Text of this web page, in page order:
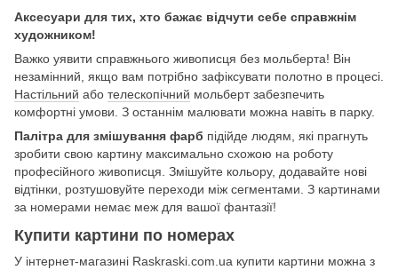
Аксесуари для тих, хто бажає відчути себе справжнім
художником!
Важко уявити справжнього живописця без мольберта! Він
незамінний, якщо вам потрібно зафіксувати полотно в процесі.
Настільний або телескопічний мольберт забезпечить
комфортні умови. З останнім малювати можна навіть в парку.
Палітра для змішування фарб підійде людям, які прагнуть
зробити свою картину максимально схожою на роботу
професійного живописця. Змішуйте кольору, додавайте нові
відтінки, розтушовуйте переходи між сегментами. З картинами
за номерами немає меж для вашої фантазії!
Купити картини по номерах
У інтернет-магазині Raskraski.com.ua купити картини можна з